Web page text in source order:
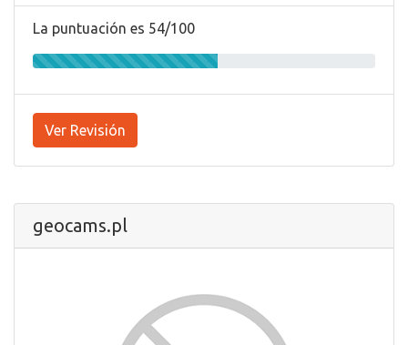
La puntuación es 54/100
Ver Revisión
geocams.pl